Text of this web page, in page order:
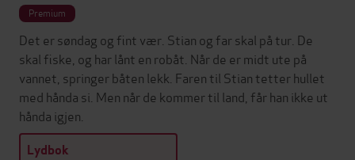
Premium
Det er søndag og fint vær. Stian og far skal på tur. De
skal fiske, og har lånt en robåt. Når de er midt ute på
vannet, springer båten lekk. Faren til Stian tetter hullet
med hånda si. Men når de kommer til land, får han ikke ut
hånda igjen.
Lydbok